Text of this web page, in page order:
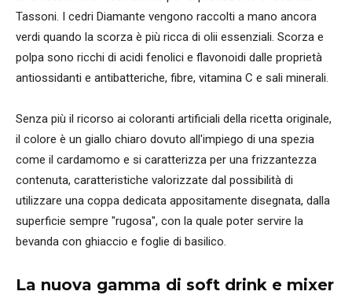
Tassoni. I cedri Diamante vengono raccolti a mano ancora
verdi quando la scorza è più ricca di olii essenziali. Scorza e
polpa sono ricchi di acidi fenolici e flavonoidi dalle proprietà
antiossidanti e antibatteriche, fibre, vitamina C e sali minerali.
Senza più il ricorso ai coloranti artificiali della ricetta originale,
il colore è un giallo chiaro dovuto all'impiego di una spezia
come il cardamomo e si caratterizza per una frizzantezza
contenuta, caratteristiche valorizzate dal possibilità di
utilizzare una coppa dedicata appositamente disegnata, dalla
superficie sempre "rugosa", con la quale poter servire la
bevanda con ghiaccio e foglie di basilico.
La nuova gamma di soft drink e mixer